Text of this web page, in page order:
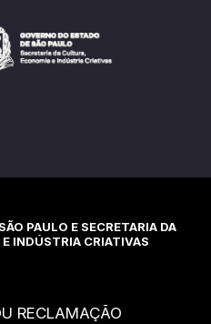
PAULO E SECRETARIA DA
INDÚSTRIA CRIATIVAS
RECLAMAÇÃO